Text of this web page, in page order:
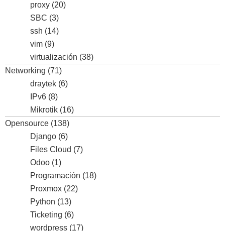
proxy (20)
SBC (3)
ssh (14)
vim (9)
virtualización (38)
Networking (71)
draytek (6)
IPv6 (8)
Mikrotik (16)
Opensource (138)
Django (6)
Files Cloud (7)
Odoo (1)
Programación (18)
Proxmox (22)
Python (13)
Ticketing (6)
wordpress (17)